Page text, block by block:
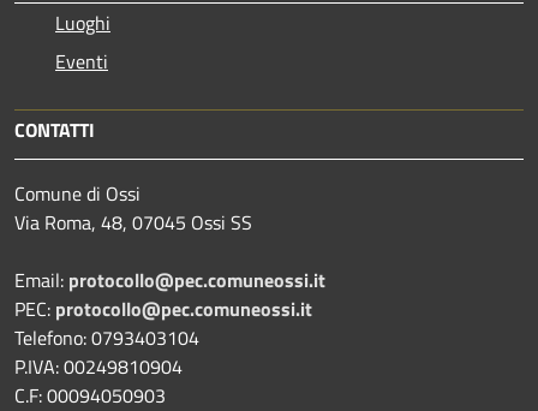
Luoghi
Eventi
CONTATTI
Comune di Ossi
Via Roma, 48, 07045 Ossi SS
Email: protocollo@pec.comuneossi.it
PEC: protocollo@pec.comuneossi.it
Telefono: 0793403104
P.IVA: 00249810904
C.F: 00094050903